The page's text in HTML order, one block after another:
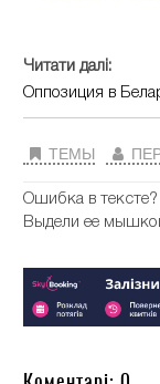
Читати далі:
Оппозиция в
ТЕМЫ
Ошибка в тексте?
Выдели ее